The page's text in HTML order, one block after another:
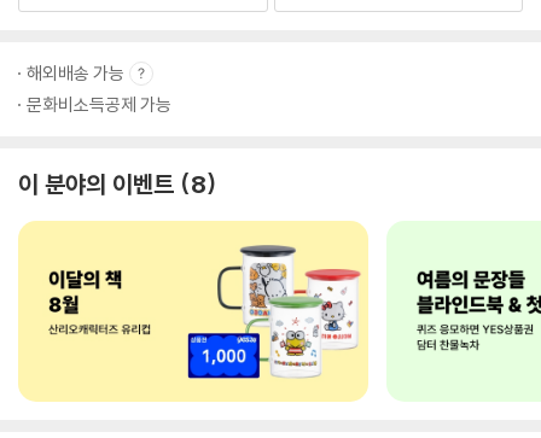
해외배송 가능
문화비소득공제 가능
이 분야의 이벤트 8